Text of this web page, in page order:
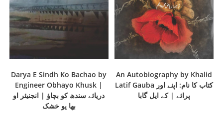
Darya E Sindh Ko Bachao by
Engineer Obhayo Khusk |
دریائے سندھ کو بچاؤ | انجنیئر او
بھا یو خشک
An Autobiography by Khalid
Latif Gauba کتاب کا نام: اپنے اور
پرائے | کے ایل گابا